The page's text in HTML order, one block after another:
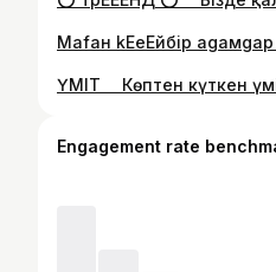
Engagement rate